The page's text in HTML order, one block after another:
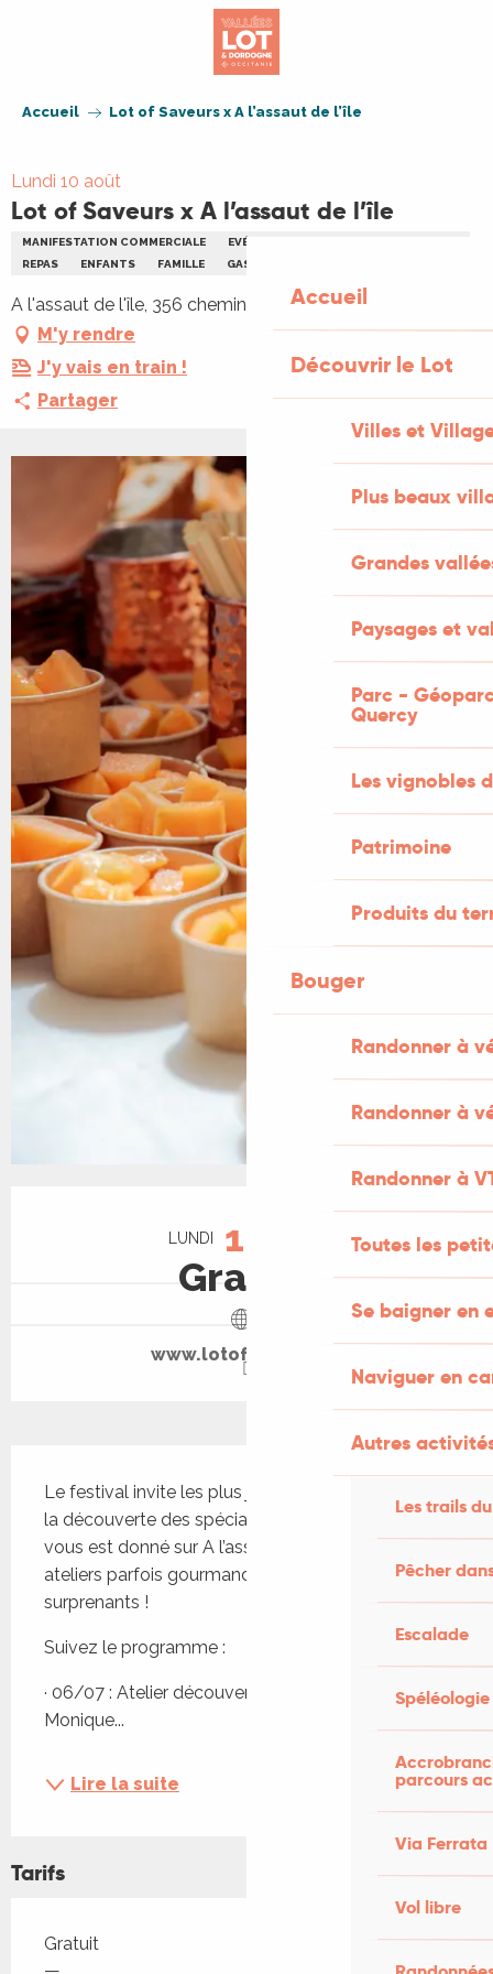
Accueil
Découvrir le Lot
Villes et
Plus beaux
Grandes
Paysages et
Parc -
Quercy
Les vignobles
Patrimoine
Produits du
Bouger
Randonner à
Randonner à
Randonner à
Toutes les
Se baigner en
Naviguer en
Autres
Les trails
Pêcher
Escalade
Spéléologie
parcours
Via Ferrata
Vol libre
Accueil Lot of Saveurs x A l’assaut de l’île
Lundi 10 août
Lot of Saveurs x A l’assaut de l’île
MANIFESTATION COMMERCIALE EVÉNEMENT JEUNE PUBLIC
REPAS
ENFANTS FAMILLE GASTRONOMIE
A l'assaut de l'île, 356 chemin Ludo Rollès, 46000 Cahors
M'y rendre
J'y vais en train !
Partager
Ouverture et coordonnées
LUNDI 10
Gratuit
www.lotofsaveurs.fr
Le festival invite les plus jeunes à passer à table, à
la découverte des spécialités lotoises. Le rendez-
vous est donné sur A l’assaut de l’île pour des
ateliers parfois gourmands, sportifs ou encore
surprenants !
Suivez le programme :
· 06/07 : Atelier découverte du pastis lotois avec
Monique...
Lire la suite
Tarifs
Tarifs 2026
Gratuit